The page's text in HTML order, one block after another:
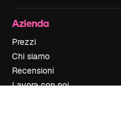
Azienda
Prezzi
Chi siamo
Recensioni
Lavora con noi